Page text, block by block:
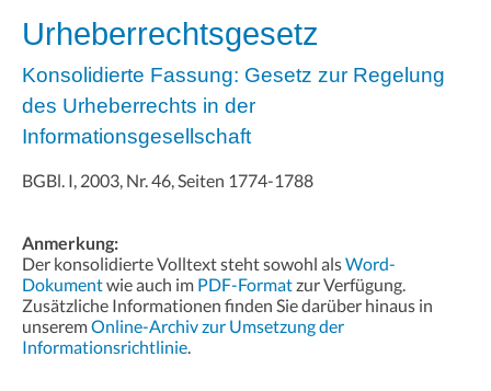
Urheberrechtsgesetz
Konsolidierte Fassung: Gesetz zur Regelung
des Urheberrechts in der
Informationsgesellschaft
BGBl. I, 2003, Nr. 46, Seiten 1774-1788
Anmerkung:
Der konsolidierte Volltext steht sowohl alsWord-
Dokumentwie auch im PDF-Formatzur Verfügung.
Zusätzliche Informationen finden Sie darüber hinaus in
unseremOnline-Archiv zur Umsetzung der
Informationsrichtlinie.